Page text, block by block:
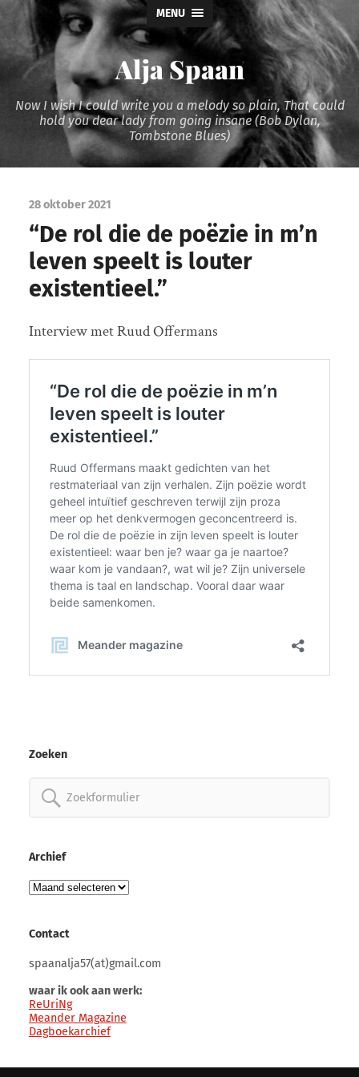
MENU
Alja Spaan
Now I wish I could write you a melody so plain, That could
hold you dear lady from going insane (Bob Dylan,
Tombstone Blues)
28 oktober 2021
“De rol die de poëzie in m’n
leven speelt is louter
existentieel.”
Interview met Ruud Offermans
Zoeken
Zoeken
Archief
Archief
Contact
spaanalja57(at)gmail.com
waar ik ook aan werk:
ReUriNg
Meander Magazine
Dagboekarchief